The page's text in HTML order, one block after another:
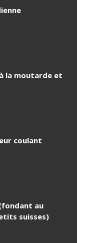
la moutarde et
coulant
au
suisses)